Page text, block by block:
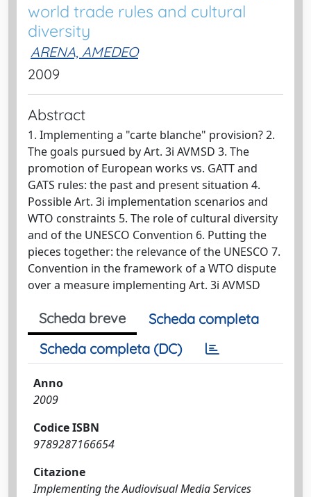
world trade rules and cultural
diversity
ARENA, AMEDEO
2009
Abstract
1. Implementing a "carte blanche" provision? 2.
The goals pursued by Art. 3i AVMSD 3. The
promotion of European works vs. GATT and
GATS rules: the past and present situation 4.
Possible Art. 3i implementation scenarios and
WTO constraints 5. The role of cultural diversity
and of the UNESCO Convention 6. Putting the
pieces together: the relevance of the UNESCO 7.
Convention in the framework of a WTO dispute
over a measure implementing Art. 3i AVMSD
Scheda breve
Scheda completa
Scheda completa (DC)
Anno
2009
Codice ISBN
9789287166654
Citazione
Implementing the Audiovisual Media Services